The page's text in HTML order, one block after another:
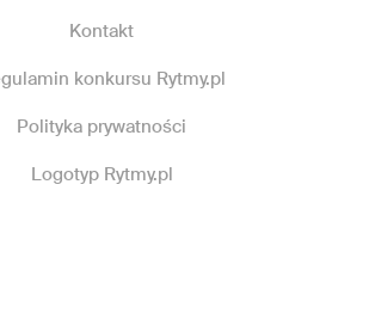
Kontakt
konkursu Rytmy.pl
Polityka prywatności
Logotyp Rytmy.pl